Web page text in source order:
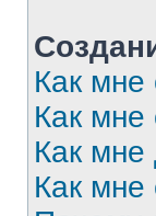
Как мне
Как мне
Как мне
Как мне